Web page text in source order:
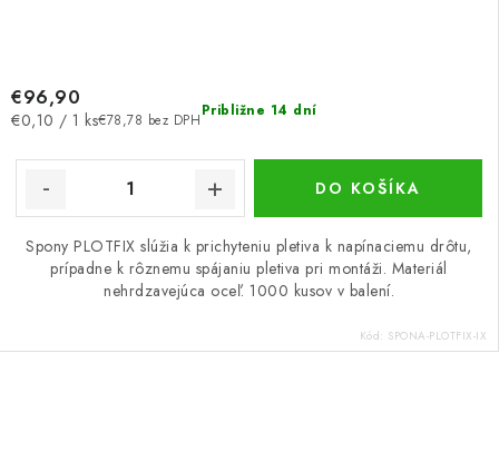
Približne 14 dní
€78,78 bez DPH
€96,90
Jednotková
€0,10 / 1 ks
DO KOŠÍKA
Spony PLOTFIX slúžia k prichyteniu pletiva k napínaciemu drôtu,
prípadne k rôznemu spájaniu pletiva pri montáži. Materiál
nehrdzavejúca oceľ. 1000 kusov v balení.
Kód: SPONA-PLOTFIX-IX